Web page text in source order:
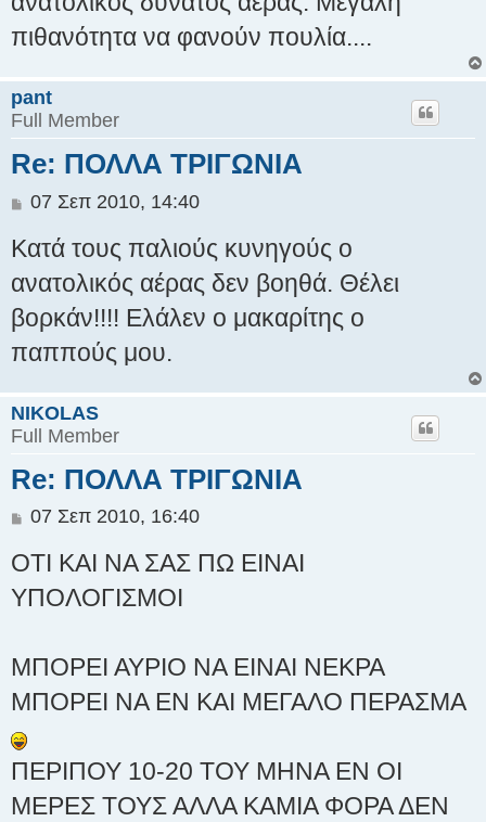
σ
ί
υ
σ
η
πιθανότητα να φανούν πουλία....
pant
Full Member
Re: ΠΟΛΛΑ ΤΡΙΓΩΝΙΑ
Δ
μ
σ
ί
υ
η
07 Σεπ 2010, 14:40
Κατά τους παλιούς κυνηγούς ο
ανατολικός αέρας δεν βοηθά. Θέλει
βορκάν!!!! Ελάλεν ο μακαρίτης ο
παππούς μου.
NIKOLAS
Full Member
Re: ΠΟΛΛΑ ΤΡΙΓΩΝΙΑ
Δ
μ
ο
σ
υ
σ
07 Σεπ 2010, 16:40
ΟΤΙ ΚΑΙ ΝΑ ΣΑΣ ΠΩ ΕΙΝΑΙ
ΥΠΟΛΟΓΙΣΜΟΙ
ΜΠΟΡΕΙ ΑΥΡΙΟ ΝΑ ΕΙΝΑΙ ΝΕΚΡΑ
ΜΠΟΡΕΙ ΝΑ ΕΝ ΚΑΙ ΜΕΓΑΛΟ ΠΕΡΑΣΜΑ
ΠΕΡΙΠΟΥ 10-20 ΤΟΥ ΜΗΝΑ ΕΝ ΟΙ
ΜΕΡΕΣ ΤΟΥΣ ΑΛΛΑ ΚΑΜΙΑ ΦΟΡΑ ΔΕΝ